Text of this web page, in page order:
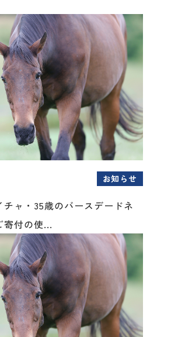
お知らせ
ャ・35歳のバースデードネ
寄付の使...